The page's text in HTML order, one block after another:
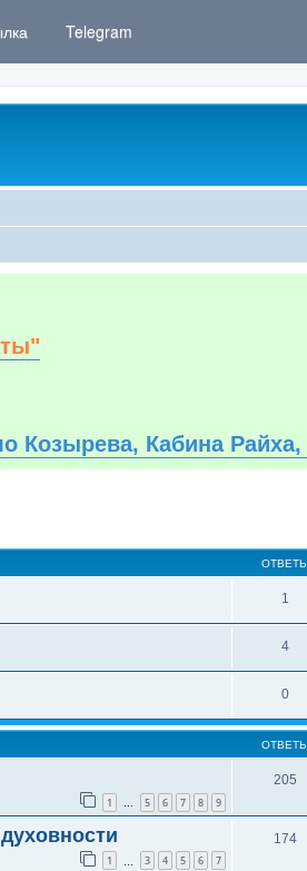
Telegram
Козырева, Кабина
ОТВЕТЫ
1
4
0
ОТВЕТЫ
1 … 5 6 7 8 9
205
1 3 4 5 6 7
174